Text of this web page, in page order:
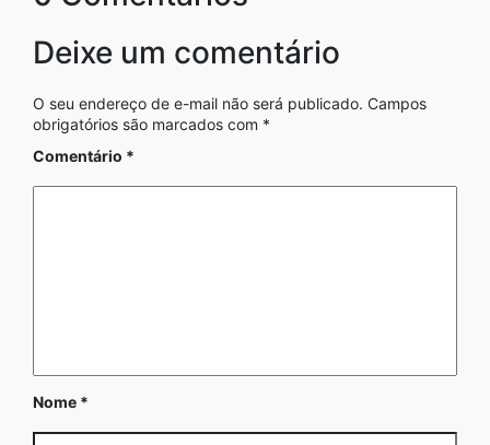
Deixe um comentário
O seu endereço de e-mail não será publicado. Campos
obrigatórios são marcados com *
Comentário *
Nome *